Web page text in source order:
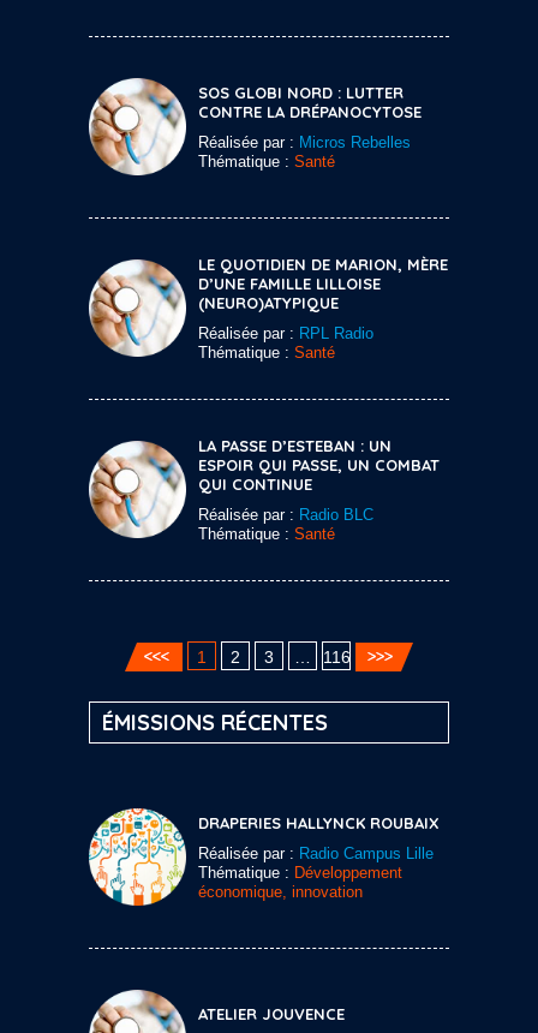
SOS GLOBI NORD : LUTTER
CONTRE LA DRÉPANOCYTOSE
Réalisée par : Micros Rebelles
Thématique : Santé
LE QUOTIDIEN DE MARION, MÈRE
D’UNE FAMILLE LILLOISE
(NEURO)ATYPIQUE
Réalisée par : RPL Radio
Thématique : Santé
LA PASSE D’ESTEBAN : UN
ESPOIR QUI PASSE, UN COMBAT
QUI CONTINUE
Réalisée par : Radio BLC
Thématique : Santé
1 2 3 116
ÉMISSIONS RÉCENTES
DRAPERIES HALLYNCK ROUBAIX
Réalisée par : Radio Campus Lille
Thématique : Développement
économique, innovation
ATELIER JOUVENCE